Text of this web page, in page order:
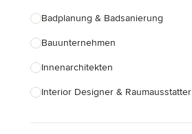
Badplanung & Badsanierung
Bauunternehmen
Innenarchitekten
Interior Designer & Raumausstatter